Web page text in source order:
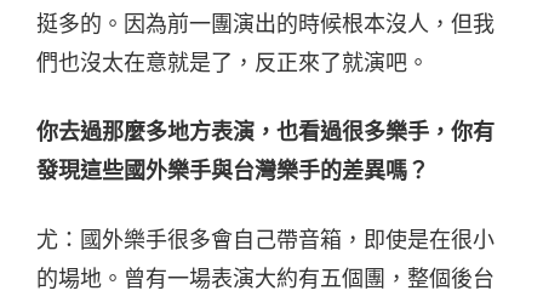
挺多的。因為前一團演出的時候根本沒人，但我
們也沒太在意就是了，反正來了就演吧。
你去過那麼多地方表演，也看過很多樂手，你有
發現這些國外樂手與台灣樂手的差異嗎？
尤：國外樂手很多會自己帶音箱，即使是在很小
的場地。曾有一場表演大約有五個團，整個後台